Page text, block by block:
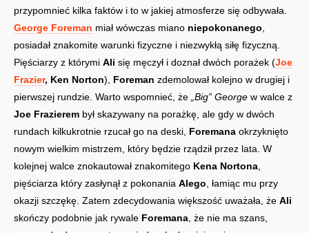
przypomnieć kilka faktów i to w jakiej atmosferze się odbywała.
George Foreman miał wówczas miano niepokonanego
posiadał znakomite warunki fizyczne i niezwykłą siłę fizyczną.
Pięściarzy z którymi Ali się męczył i doznał dwóch porażek (Joe
Frazier, Ken Norton), Foreman zdemolował kolejno w drugiej i
pierwszej rundzie. Warto wspomnieć, że „Big” George w walce z
Joe Frazierem był skazywany na porażkę, ale gdy w dwóch
rundach kilkukrotnie rzucał go na deski, Foremana okrzyknięto
nowym wielkim mistrzem, który będzie rządził przez lata. W
kolejnej walce znokautował znakomitego Kena Nortona
pięściarza który zasłynął z pokonania Alego , łamiąc mu przy
okazji szczękę. Zatem zdecydowania większość uważała, że Ali
skończy podobnie jak rywale Foremana , że nie ma szans,